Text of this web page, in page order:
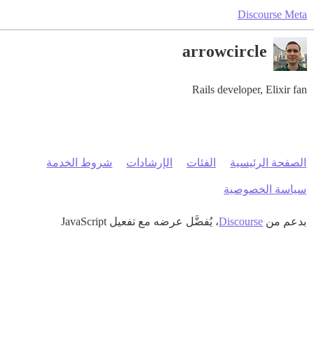
Discourse Meta
arrowcircle
Rails developer, Elixir fan
الصفحة الرئيسية الفئات الإرشادات شروط الخدمة
سياسة الخصوصية
بدعم من Discourse، يُفضَّل عرضه مع تفعيل JavaScript